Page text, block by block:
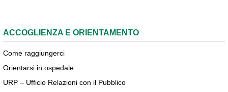
ACCOGLIENZA E ORIENTAMENTO
Come raggiungerci
Orientarsi in ospedale
URP – Ufficio Relazioni con il Pubblico